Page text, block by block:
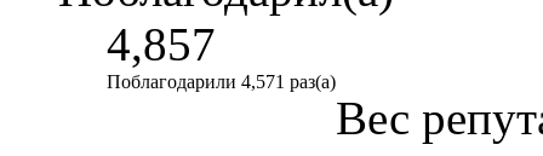
4,857
Поблагодарили 4,571 раз(а)
Вес